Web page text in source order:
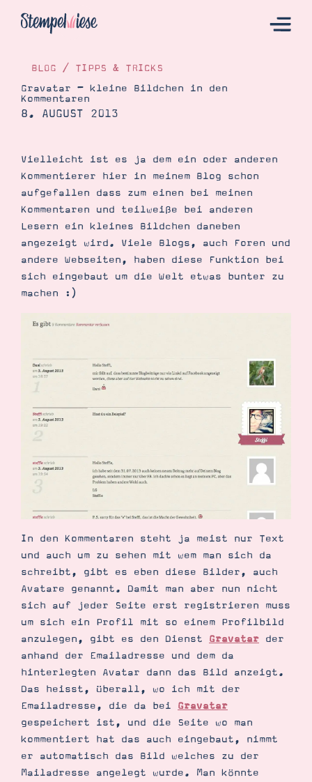
Hier Starten
Bestellen
Kontakt
Demonstrator werden
Produkte erklärt
Über mich
Über Stampin’ Up!
Tipps & Tricks
BLOG / TIPPS & TRICKS
Gravatar – kleine Bildchen in den
Kommentaren
8. AUGUST 2013
Vielleicht ist es ja dem ein oder anderen
Kommentierer hier in meinem Blog schon
aufgefallen dass zum einen bei meinen
Kommentaren und teilweiße bei anderen
Lesern ein kleines Bildchen daneben
angezeigt wird. Viele Blogs, auch Foren und
andere Webseiten, haben diese Funktion bei
sich eingebaut um die Welt etwas bunter zu
machen :)
In den Kommentaren steht ja meist nur Text
und auch um zu sehen mit wem man sich da
schreibt, gibt es eben diese Bilder, auch
Avatare genannt. Damit man aber nun nicht
sich auf jeder Seite erst registrieren muss
um sich ein Profil mit so einem Profilbild
anzulegen, gibt es den Dienst Gravatar der
anhand der Emailadresse und dem da
hinterlegten Avatar dann das Bild anzeigt.
Das heisst, überall, wo ich mit der
Emailadresse, die da bei Gravatar
gespeichert ist, und die Seite wo man
kommentiert hat das auch eingebaut, nimmt
er automatisch das Bild welches zu der
Mailadresse angelegt wurde. Man könnte